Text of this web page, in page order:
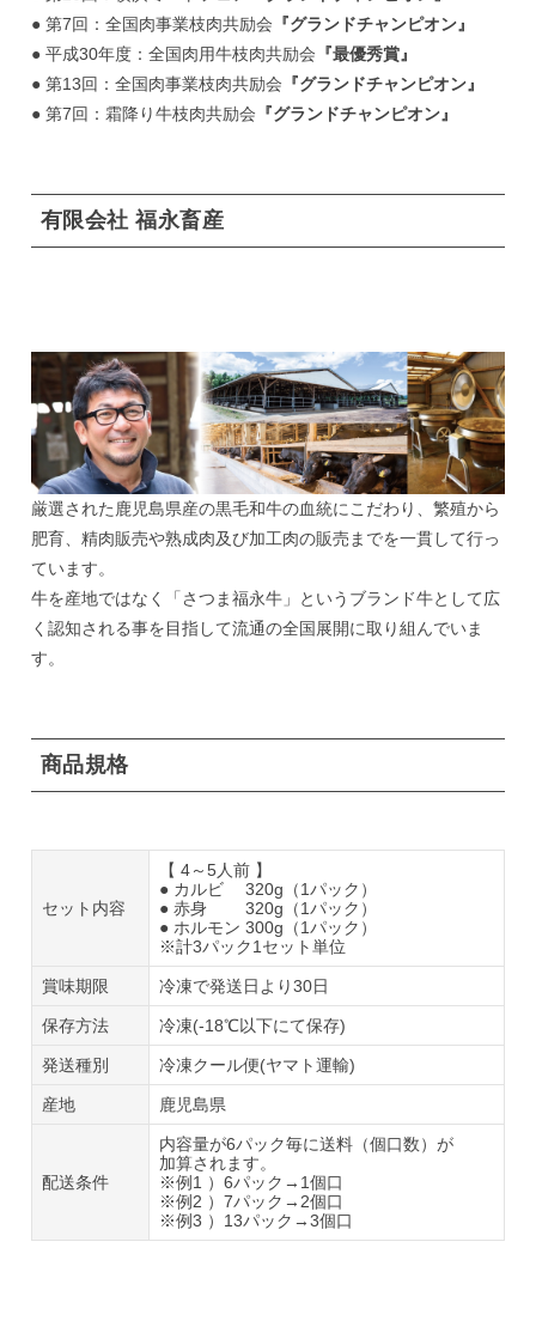
● 第7回：全国肉事業枝肉共励会 『グランドチャンピオン』
● 平成30年度：全国肉用牛枝肉共励会 『最優秀賞』
● 第13回：全国肉事業枝肉共励会 『グランドチャンピオン』
● 第7回：霜降り牛枝肉共励会 『グランドチャンピオン』
有限会社 福永畜産
厳選された鹿児島県産の黒毛和牛の血統にこだわり、繁殖から
肥育、精肉販売や熟成肉及び加工肉の販売までを一貫して行っ
ています。
牛を産地ではなく「さつま福永牛」というブランド牛として広
く認知される事を目指して流通の全国展開に取り組んでいま
す。
商品規格
セット内容
【 4～5人前 】
● カルビ 320g（1パック）
● 赤身 320g（1パック）
● ホルモン 300g（1パック）
※計3パック1セット単位
賞味期限 冷凍で発送日より30日
保存方法 冷凍(-18℃以下にて保存)
発送種別 冷凍クール便(ヤマト運輸)
産地 鹿児島県
配送条件
内容量が6パック毎に送料（個口数）が
加算されます。
※例1 ）6パック→1個口
※例2 ）7パック→2個口
※例3 ）13パック→3個口